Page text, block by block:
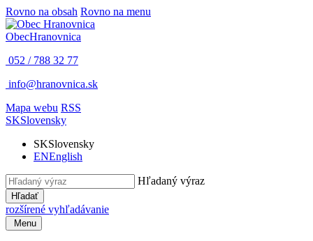
Rovno na obsah Rovno na menu
ObecHranovnica
052 / 788 32 77
info@hranovnica.sk
Mapa webu RSS
SKSlovensky
SKSlovensky
ENEnglish
Hľadaný výraz
Hľadať
rozšírené vyhľadávanie
Menu